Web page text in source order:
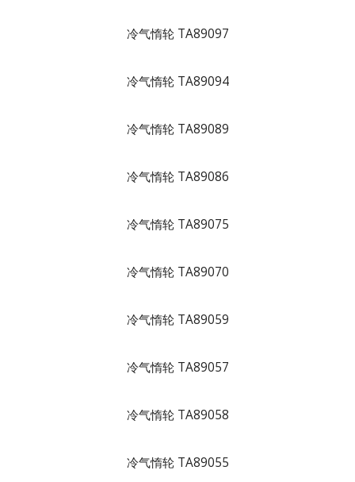
冷气惰轮 TA89097
冷气惰轮 TA89094
冷气惰轮 TA89089
冷气惰轮 TA89086
冷气惰轮 TA89075
冷气惰轮 TA89070
冷气惰轮 TA89059
冷气惰轮 TA89057
冷气惰轮 TA89058
冷气惰轮 TA89055